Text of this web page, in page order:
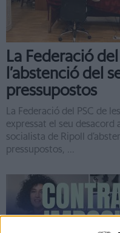
La Federació
l’abstenció del
pressupostos
La Federació del PSC de
expressat el seu desacord
socialista de Ripoll
pressupostos, ...